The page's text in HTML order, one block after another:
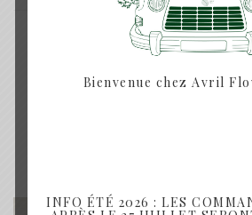
Bienvenue chez Avril
INFO ÉTÉ 2026 : LES